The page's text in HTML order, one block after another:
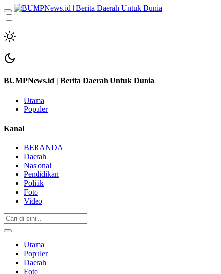
BUMPNews.id | Berita Daerah Untuk Dunia
Utama
Populer
Kanal
BERANDA
Daerah
Nasional
Pendidikan
Politik
Foto
Video
Utama
Populer
Daerah
Foto